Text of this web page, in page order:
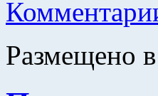
Размещено в